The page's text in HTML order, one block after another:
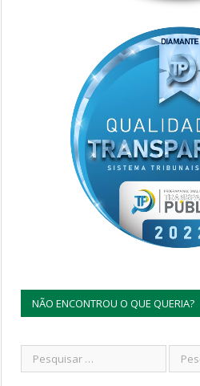
NÃO ENCONTROU O QUE QUERIA?